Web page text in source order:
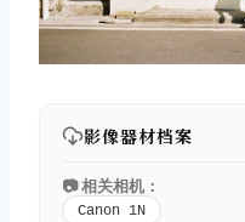
影像器材档案
📷 相关相机：
Canon 1N